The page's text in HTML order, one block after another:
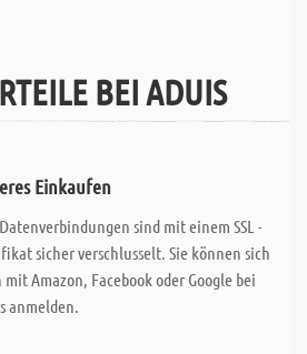
BEI ADUIS
Einkaufen
sind mit einem SSL -
sicher verschlusselt. Sie können sich
mit Amazon, Facebook oder Google bei
anmelden.